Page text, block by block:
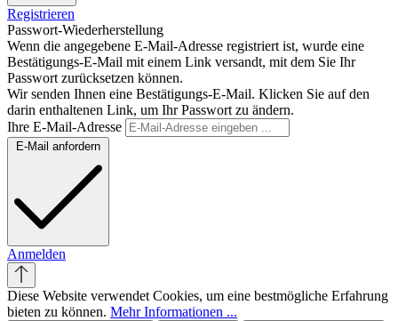
Registrieren
Passwort-Wiederherstellung
Wenn die angegebene E-Mail-Adresse registriert ist, wurde eine
Bestätigungs-E-Mail mit einem Link versandt, mit dem Sie Ihr
Passwort zurücksetzen können.
Wir senden Ihnen eine Bestätigungs-E-Mail. Klicken Sie auf den
darin enthaltenen Link, um Ihr Passwort zu ändern.
Ihre E-Mail-Adresse
E-Mail anfordern
Anmelden
Diese Website verwendet Cookies, um eine bestmögliche Erfahrung
bieten zu können. Mehr Informationen ...